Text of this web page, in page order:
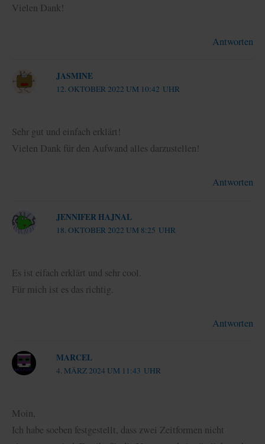
Vielen Dank!
Antworten
JASMINE
12. OKTOBER 2022 UM 10:42 UHR
Sehr gut und einfach erklärt!
Vielen Dank für den Aufwand alles darzustellen!
Antworten
JENNIFER HAJNAL
18. OKTOBER 2022 UM 8:25 UHR
Es ist eifach erklärt und sehr cool.
Für mich ist es das richtig.
Antworten
MARCEL
4. MÄRZ 2024 UM 11:43 UHR
Moin,
Ich habe soeben festgestellt, dass zwei Zeitformen nicht